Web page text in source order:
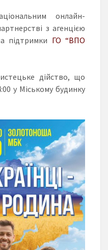
онлайн-
з агенцією
підтримки ГО “ВПО
дійство, що
у Міському будинку